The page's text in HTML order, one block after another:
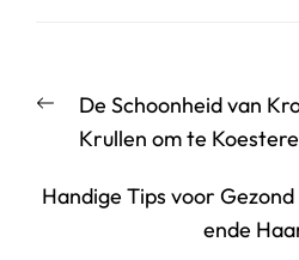
Vorige
bericht:
De Schoonheid van
Krullen om te
Handige Tips voor
ende